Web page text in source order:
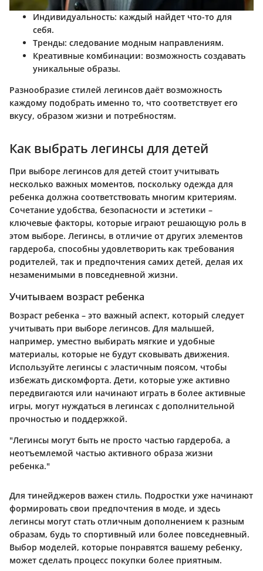
Индивидуальность: каждый найдет что-то для
себя.
Тренды: следование модным направлениям.
Креативные комбинации: возможность создавать
уникальные образы.
Разнообразие стилей легинсов даёт возможность
каждому подобрать именно то, что соответствует его
вкусу, образом жизни и потребностям.
Как выбрать легинсы для детей
При выборе легинсов для детей стоит учитывать
несколько важных моментов, поскольку одежда для
ребенка должна соответствовать многим критериям.
Сочетание удобства, безопасности и эстетики –
ключевые факторы, которые играют решающую роль в
этом выборе. Легинсы, в отличие от других элементов
гардероба, способны удовлетворить как требования
родителей, так и предпочтения самих детей, делая их
незаменимыми в повседневной жизни.
Учитываем возраст ребенка
Возраст ребенка – это важный аспект, который следует
учитывать при выборе легинсов. Для малышей,
например, уместно выбирать мягкие и удобные
материалы, которые не будут сковывать движения.
Используйте легинсы с эластичным поясом, чтобы
избежать дискомфорта. Дети, которые уже активно
передвигаются или начинают играть в более активные
игры, могут нуждаться в легинсах с дополнительной
прочностью и поддержкой.
"Легинсы могут быть не просто частью гардероба, а
неотъемлемой частью активного образа жизни
ребенка."
Для тинейджеров важен стиль. Подростки уже начинают
формировать свои предпочтения в моде, и здесь
легинсы могут стать отличным дополнением к разным
образам, будь то спортивный или более повседневный.
Выбор моделей, которые понравятся вашему ребенку,
может сделать процесс покупки более приятным.